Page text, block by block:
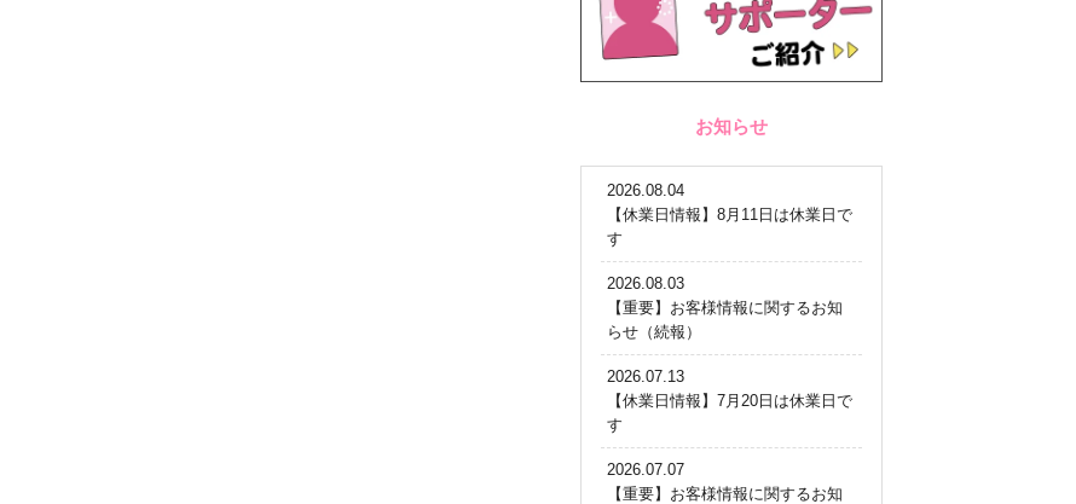
お知らせ
2026.08.04
【休業日情報】8月11日は休業日で
す
2026.08.03
【重要】お客様情報に関するお知
らせ（続報）
2026.07.13
【休業日情報】7月20日は休業日で
す
2026.07.07
【重要】お客様情報に関するお知